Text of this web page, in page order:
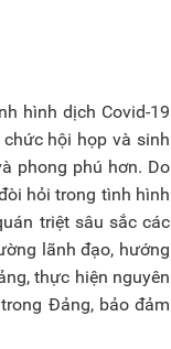
hình dịch Covid-19
hội họp và sinh
phong phú hơn. Do
hỏi trong tình hình
triệt sâu sắc các
lãnh đạo, hướng
thực hiện nguyên
Đảng, bảo đảm